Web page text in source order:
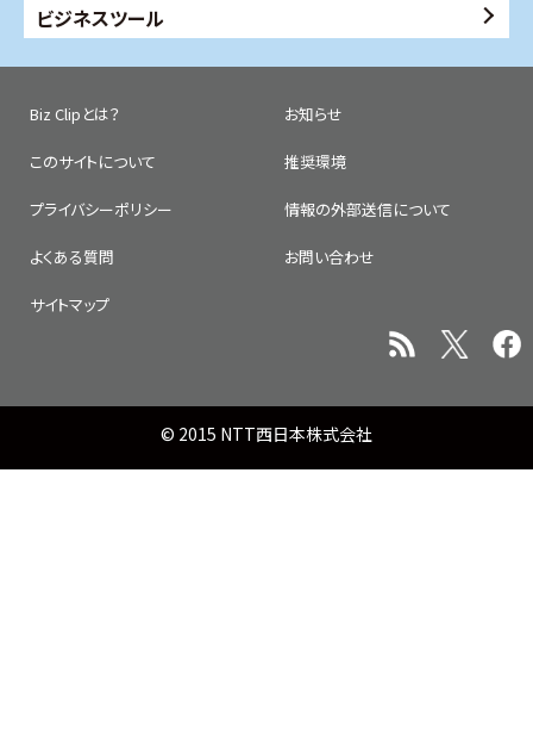
ビジネスツール
Biz Clipとは？ お知らせ
このサイトについて 推奨環境
プライバシーポリシー 情報の外部送信について
よくある質問 お問い合わせ
サイトマップ
© 2015 NTT西日本株式会社